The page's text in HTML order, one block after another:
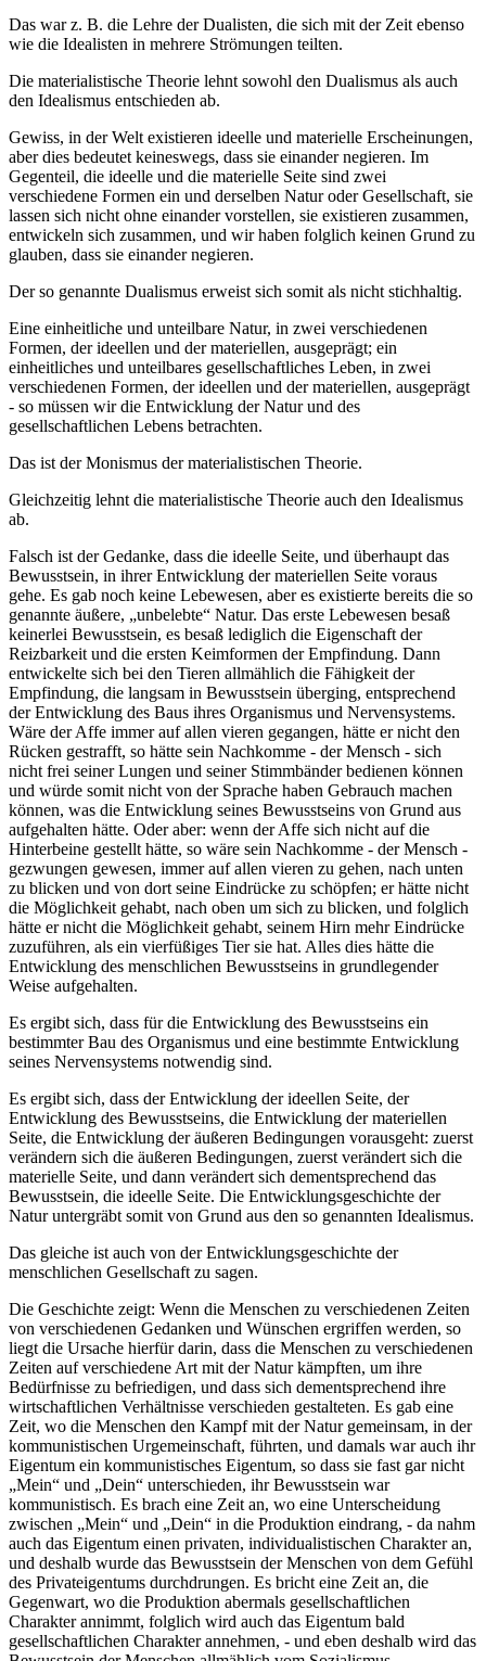
Das war z. B. die Lehre der Dualisten, die sich mit der Zeit ebenso
wie die Idealisten in mehrere Strömungen teilten.
Die materialistische Theorie lehnt sowohl den Dualismus als auch
den Idealismus entschieden ab.
Gewiss, in der Welt existieren ideelle und materielle Erscheinungen,
aber dies bedeutet keineswegs, dass sie einander negieren. Im
Gegenteil, die ideelle und die materielle Seite sind zwei
verschiedene Formen ein und derselben Natur oder Gesellschaft, sie
lassen sich nicht ohne einander vorstellen, sie existieren zusammen,
entwickeln sich zusammen, und wir haben folglich keinen Grund zu
glauben, dass sie einander negieren.
Der so genannte Dualismus erweist sich somit als nicht stichhaltig.
Eine einheitliche und unteilbare Natur, in zwei verschiedenen
Formen, der ideellen und der materiellen, ausgeprägt; ein
einheitliches und unteilbares gesellschaftliches Leben, in zwei
verschiedenen Formen, der ideellen und der materiellen, ausgeprägt
- so müssen wir die Entwicklung der Natur und des
gesellschaftlichen Lebens betrachten.
Das ist der Monismus der materialistischen Theorie.
Gleichzeitig lehnt die materialistische Theorie auch den Idealismus
ab.
Falsch ist der Gedanke, dass die ideelle Seite, und überhaupt das
Bewusstsein, in ihrer Entwicklung der materiellen Seite voraus
gehe. Es gab noch keine Lebewesen, aber es existierte bereits die so
genannte äußere, „unbelebte“ Natur. Das erste Lebewesen besaß
keinerlei Bewusstsein, es besaß lediglich die Eigenschaft der
Reizbarkeit und die ersten Keimformen der Empfindung. Dann
entwickelte sich bei den Tieren allmählich die Fähigkeit der
Empfindung, die langsam in Bewusstsein überging, entsprechend
der Entwicklung des Baus ihres Organismus und Nervensystems.
Wäre der Affe immer auf allen vieren gegangen, hätte er nicht den
Rücken gestrafft, so hätte sein Nachkomme - der Mensch - sich
nicht frei seiner Lungen und seiner Stimmbänder bedienen können
und würde somit nicht von der Sprache haben Gebrauch machen
können, was die Entwicklung seines Bewusstseins von Grund aus
aufgehalten hätte. Oder aber: wenn der Affe sich nicht auf die
Hinterbeine gestellt hätte, so wäre sein Nachkomme - der Mensch -
gezwungen gewesen, immer auf allen vieren zu gehen, nach unten
zu blicken und von dort seine Eindrücke zu schöpfen; er hätte nicht
die Möglichkeit gehabt, nach oben um sich zu blicken, und folglich
hätte er nicht die Möglichkeit gehabt, seinem Hirn mehr Eindrücke
zuzuführen, als ein vierfüßiges Tier sie hat. Alles dies hätte die
Entwicklung des menschlichen Bewusstseins in grundlegender
Weise aufgehalten.
Es ergibt sich, dass für die Entwicklung des Bewusstseins ein
bestimmter Bau des Organismus und eine bestimmte Entwicklung
seines Nervensystems notwendig sind.
Es ergibt sich, dass der Entwicklung der ideellen Seite, der
Entwicklung des Bewusstseins, die Entwicklung der materiellen
Seite, die Entwicklung der äußeren Bedingungen vorausgeht: zuerst
verändern sich die äußeren Bedingungen, zuerst verändert sich die
materielle Seite, und dann verändert sich dementsprechend das
Bewusstsein, die ideelle Seite. Die Entwicklungsgeschichte der
Natur untergräbt somit von Grund aus den so genannten Idealismus.
Das gleiche ist auch von der Entwicklungsgeschichte der
menschlichen Gesellschaft zu sagen.
Die Geschichte zeigt: Wenn die Menschen zu verschiedenen Zeiten
von verschiedenen Gedanken und Wünschen ergriffen werden, so
liegt die Ursache hierfür darin, dass die Menschen zu verschiedenen
Zeiten auf verschiedene Art mit der Natur kämpften, um ihre
Bedürfnisse zu befriedigen, und dass sich dementsprechend ihre
wirtschaftlichen Verhältnisse verschieden gestalteten. Es gab eine
Zeit, wo die Menschen den Kampf mit der Natur gemeinsam, in der
kommunistischen Urgemeinschaft, führten, und damals war auch ihr
Eigentum ein kommunistisches Eigentum, so dass sie fast gar nicht
„Mein“ und „Dein“ unterschieden, ihr Bewusstsein war
kommunistisch. Es brach eine Zeit an, wo eine Unterscheidung
zwischen „Mein“ und „Dein“ in die Produktion eindrang, - da nahm
auch das Eigentum einen privaten, individualistischen Charakter an,
und deshalb wurde das Bewusstsein der Menschen von dem Gefühl
des Privateigentums durchdrungen. Es bricht eine Zeit an, die
Gegenwart, wo die Produktion abermals gesellschaftlichen
Charakter annimmt, folglich wird auch das Eigentum bald
gesellschaftlichen Charakter annehmen, - und eben deshalb wird das